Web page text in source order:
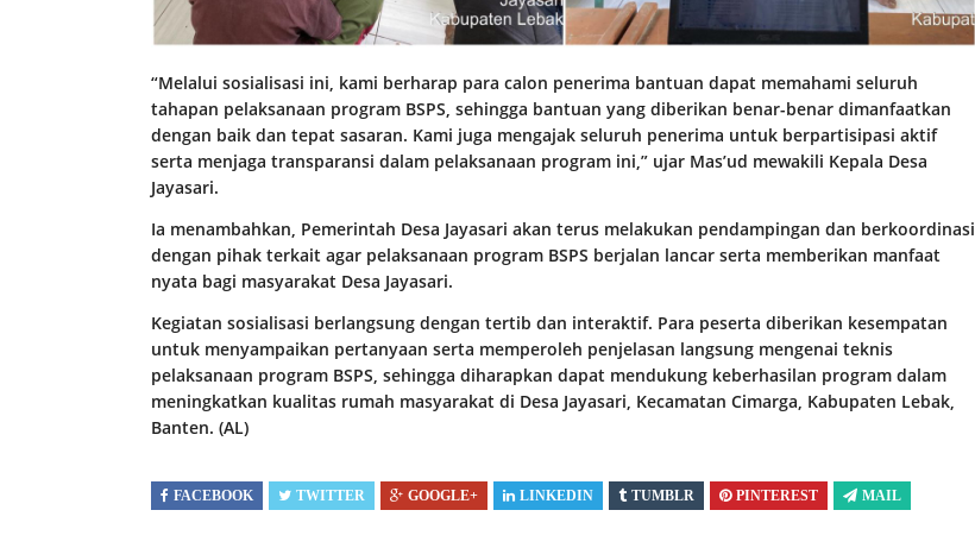
“Melalui sosialisasi ini, kami berharap para calon penerima bantuan dapat memahami seluruh
tahapan pelaksanaan program BSPS, sehingga bantuan yang diberikan benar-benar dimanfaatkan
dengan baik dan tepat sasaran. Kami juga mengajak seluruh penerima untuk berpartisipasi aktif
serta menjaga transparansi dalam pelaksanaan program ini,” ujar Mas’ud mewakili Kepala Desa
Jayasari.
Ia menambahkan, Pemerintah Desa Jayasari akan terus melakukan pendampingan dan berkoordinasi
dengan pihak terkait agar pelaksanaan program BSPS berjalan lancar serta memberikan manfaat
nyata bagi masyarakat Desa Jayasari.
Kegiatan sosialisasi berlangsung dengan tertib dan interaktif. Para peserta diberikan kesempatan
untuk menyampaikan pertanyaan serta memperoleh penjelasan langsung mengenai teknis
pelaksanaan program BSPS, sehingga diharapkan dapat mendukung keberhasilan program dalam
meningkatkan kualitas rumah masyarakat di Desa Jayasari, Kecamatan Cimarga, Kabupaten Lebak,
Banten. (AL)
FACEBOOK TWITTER GOOGLE+ LINKEDIN TUMBLR PINTEREST MAIL